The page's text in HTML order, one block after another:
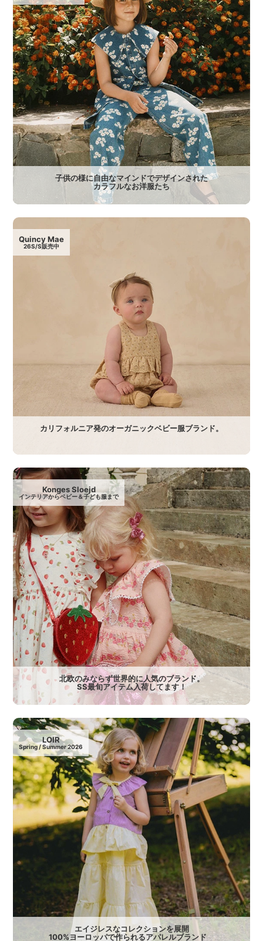
子供の様に自由なマインドでデザインされた
カラフルなお洋服たち
Quincy Mae
26S/S販売中
カリフォルニア発のオーガニックベビー服ブランド。
Konges Sloejd
インテリアからベビー＆子ども服まで
北欧のみならず世界的に人気のブランド。
SS最旬アイテム入荷してます！
LOIR
Spring / Summer 2026
エイジレスなコレクションを展開
100%ヨーロッパで作られるアパレルブランド